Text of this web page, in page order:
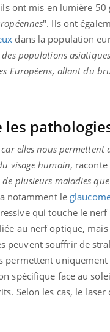
ont mis en lumière
". Ils ont
dans la population
des populations
Européens, allant du
elles nous
visage humain,
plusieurs maladies
notamment le
qui touche le
au nerf optique,
peuvent souffrir de
permettent
spécifique face au
Selon les cas, le